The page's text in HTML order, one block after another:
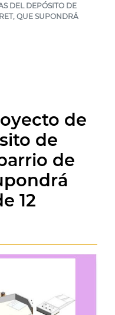
DEL DEPÓSITO DE
QUE SUPONDRÁ
de
de
de
12